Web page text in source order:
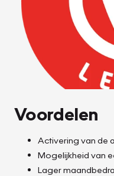
Voordelen
Activering van de
Mogelijkheid van
Lager